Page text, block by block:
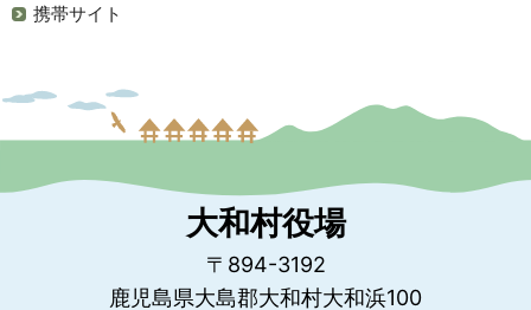
携帯サイト
大和村役場
〒894-3192
鹿児島県大島郡大和村大和浜100